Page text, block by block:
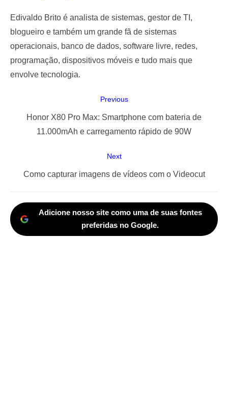
Edivaldo Brito é analista de sistemas, gestor de TI,
blogueiro e também um grande fã de sistemas
operacionais, banco de dados, software livre, redes,
programação, dispositivos móveis e tudo mais que
envolve tecnologia.
Previous
Previous
Honor X80 Pro Max: Smartphone com bateria de
11.000mAh e carregamento rápido de 90W
Next
Next
Como capturar imagens de vídeos com o Videocut
Adicione nosso site como uma de suas fontes
preferidas no Google.